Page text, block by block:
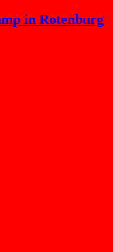
in Rotenburg